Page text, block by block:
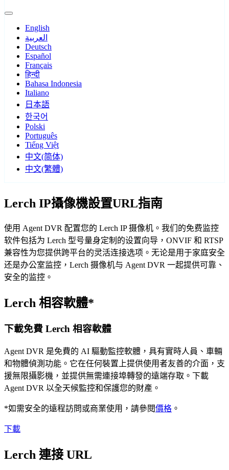
English
العربية
Deutsch
Español
Français
हिन्दी
Bahasa Indonesia
Italiano
日本語
한국어
Polski
Português
Tiếng Việt
中文(简体)
中文(繁體)
Lerch IP攝像機設置URL指南
使用 Agent DVR 配置您的 Lerch IP 摄像机。我们的免费监控
软件包括为 Lerch 型号量身定制的设置向导，ONVIF 和 RTSP
兼容性为您提供跨平台的灵活连接选项。无论是用于家庭安全
还是办公室监控，Lerch 摄像机与 Agent DVR 一起提供可靠、
安全的监控。
Lerch 相容軟體*
下載免費 Lerch 相容軟體
Agent DVR 是免費的 AI 驅動監控軟體，具有實時人員、車輛
和物體偵測功能。它在任何裝置上提供使用者友善的介面，支
援無限攝影機，並提供無需連接埠轉發的遠端存取。下載
Agent DVR 以全天候監控和保護您的財產。
*如需安全的遠程訪問或商業使用，請參閱價格 。
下載
Lerch 連接 URL